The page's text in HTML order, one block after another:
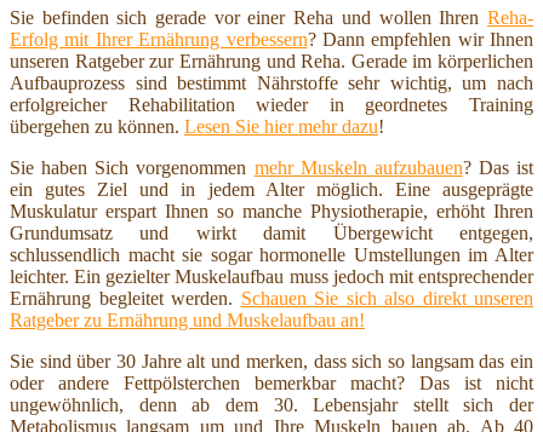
Sie befinden sich gerade vor einer Reha und wollen Ihren Reha-
Erfolg mit Ihrer Ernährung verbessern? Dann empfehlen wir Ihnen
unseren Ratgeber zur Ernährung und Reha. Gerade im körperlichen
Aufbauprozess sind bestimmt Nährstoffe sehr wichtig, um nach
erfolgreicher Rehabilitation wieder in geordnetes Training
übergehen zu können. Lesen Sie hier mehr dazu!
Sie haben Sich vorgenommen mehr Muskeln aufzubauen? Das ist
ein gutes Ziel und in jedem Alter möglich. Eine ausgeprägte
Muskulatur erspart Ihnen so manche Physiotherapie, erhöht Ihren
Grundumsatz und wirkt damit Übergewicht entgegen,
schlussendlich macht sie sogar hormonelle Umstellungen im Alter
leichter. Ein gezielter Muskelaufbau muss jedoch mit entsprechender
Ernährung begleitet werden. Schauen Sie sich also direkt unseren
Ratgeber zu Ernährung und Muskelaufbau an!
Sie sind über 30 Jahre alt und merken, dass sich so langsam das ein
oder andere Fettpölsterchen bemerkbar macht? Das ist nicht
ungewöhnlich, denn ab dem 30. Lebensjahr stellt sich der
Metabolismus langsam um und Ihre Muskeln bauen ab. Ab 40